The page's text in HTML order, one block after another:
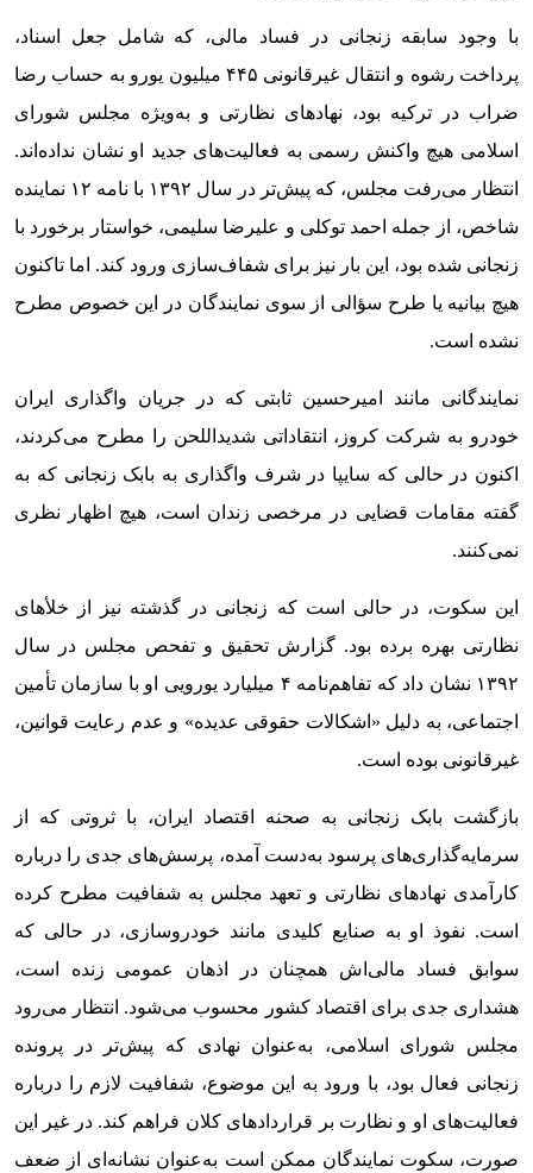
با وجود سابقه زنجانی در فساد مالی، که شامل جعل اسناد،
پرداخت رشوه و انتقال غیرقانونی ۴۴۵ میلیون یورو به حساب رضا
ضراب در ترکیه بود، نهادهای نظارتی و به‌ویژه مجلس شورای
اسلامی هیچ واکنش رسمی به فعالیت‌های جدید او نشان نداده‌اند.
انتظار می‌رفت مجلس، که پیش‌تر در سال ۱۳۹۲ با نامه ۱۲ نماینده
شاخص، از جمله احمد توکلی و علیرضا سلیمی، خواستار برخورد با
زنجانی شده بود، این بار نیز برای شفاف‌سازی ورود کند. اما تاکنون
هیچ بیانیه یا طرح سؤالی از سوی نمایندگان در این خصوص مطرح
نشده است.
نمایندگانی مانند امیرحسین ثابتی که در جریان واگذاری ایران
خودرو به شرکت کروز، انتقاداتی شدیداللحن را مطرح می‌کردند،
اکنون در حالی که سایپا در شرف واگذاری به بابک زنجانی که به
گفته مقامات قضایی در مرخصی زندان است، هیچ اظهار نظری
نمی‌کنند.
این سکوت، در حالی است که زنجانی در گذشته نیز از خلأهای
نظارتی بهره برده بود. گزارش تحقیق و تفحص مجلس در سال
۱۳۹۲ نشان داد که تفاهم‌نامه ۴ میلیارد یورویی او با سازمان تأمین
اجتماعی، به دلیل «اشکالات حقوقی عدیده» و عدم رعایت قوانین،
غیرقانونی بوده است.
بازگشت بابک زنجانی به صحنه اقتصاد ایران، با ثروتی که از
سرمایه‌گذاری‌های پرسود به‌دست آمده، پرسش‌های جدی را درباره
کارآمدی نهادهای نظارتی و تعهد مجلس به شفافیت مطرح کرده
است. نفوذ او به صنایع کلیدی مانند خودروسازی، در حالی که
سوابق فساد مالی‌اش همچنان در اذهان عمومی زنده است،
هشداری جدی برای اقتصاد کشور محسوب می‌شود. انتظار می‌رود
مجلس شورای اسلامی، به‌عنوان نهادی که پیش‌تر در پرونده
زنجانی فعال بود، با ورود به این موضوع، شفافیت لازم را درباره
فعالیت‌های او و نظارت بر قراردادهای کلان فراهم کند. در غیر این
صورت، سکوت نمایندگان ممکن است به‌عنوان نشانه‌ای از ضعف